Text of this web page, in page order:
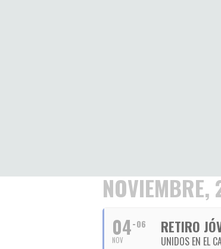
NOVIEMBRE,
04
NOV
06 RETIRO
UNIDOS EN EL